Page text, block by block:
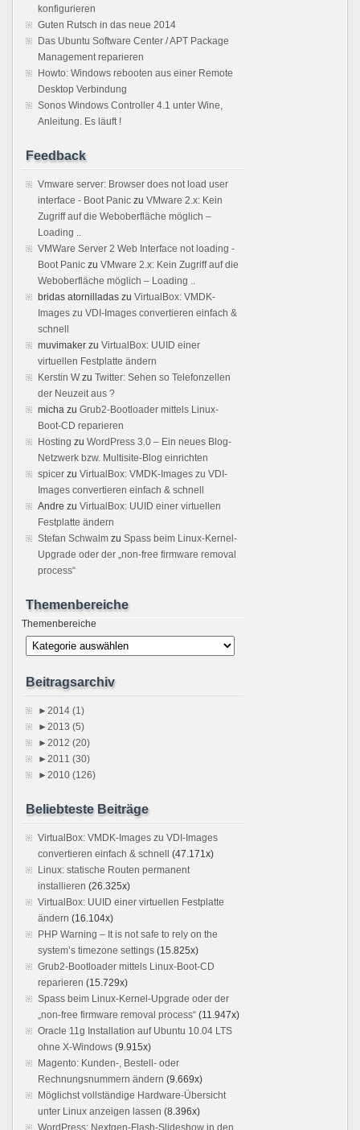
konfigurieren
Guten Rutsch in das neue 2014
Das Ubuntu Software Center / APT Package
Management reparieren
Howto: Windows rebooten aus einer Remote
Desktop Verbindung
Sonos Windows Controller 4.1 unter Wine,
Anleitung. Es läuft !
Feedback
Vmware server: Browser does not load user
interface - Boot Panic zu VMware 2.x: Kein
Zugriff auf die Weboberfläche möglich –
Loading ..
VMWare Server 2 Web Interface not loading -
Boot Panic zu VMware 2.x: Kein Zugriff auf die
Weboberfläche möglich – Loading ..
bridas atornilladas zu VirtualBox: VMDK-
Images zu VDI-Images convertieren einfach &
schnell
muvimaker zu VirtualBox: UUID einer
virtuellen Festplatte ändern
Kerstin Wzu Twitter: Sehen so Telefonzellen
der Neuzeit aus ?
micha zu Grub2-Bootloader mittels Linux-
Boot-CD reparieren
Hosting zu WordPress 3.0 – Ein neues Blog-
Netzwerk bzw. Multisite-Blog einrichten
spicer zu VirtualBox: VMDK-Images zu VDI-
Images convertieren einfach & schnell
Andre zu VirtualBox: UUID einer virtuellen
Festplatte ändern
Stefan Schwalm zu Spass beim Linux-Kernel-
Upgrade oder der „non-free firmware removal
process“
Themenbereiche
Themenbereiche
Beitragsarchiv
►2014 (1)
►2013 (5)
►2012 (20)
►2011 (30)
►2010 (126)
Beliebteste Beiträge
VirtualBox: VMDK-Images zu VDI-Images
convertieren einfach & schnell
(47.171x)
Linux: statische Routen permanent
installieren (26.325x)
VirtualBox: UUID einer virtuellen Festplatte
ändern (16.104x)
PHP Warning – It is not safe to rely on the
system’s timezone settings (15.825x)
Grub2-Bootloader mittels Linux-Boot-CD
reparieren (15.729x)
Spass beim Linux-Kernel-Upgrade oder der
„non-free firmware removal process“ (11.947x)
Oracle 11g Installation auf Ubuntu 10.04 LTS
ohne X-Windows (9.915x)
Magento: Kunden-, Bestell- oder
Rechnungsnummern ändern (9.669x)
Möglichst vollständige Hardware-Übersicht
unter Linux anzeigen lassen (8.396x)
WordPress: Nextgen-Flash-Slideshow in den